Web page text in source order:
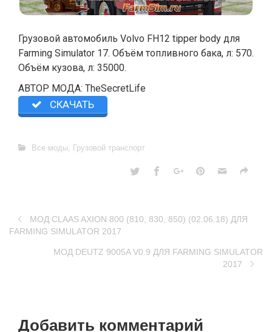
Грузовой автомобиль Volvo FH12 tipper body для
Farming Simulator 17. Объём топливного бака, л: 570.
Объём кузова, л: 35000.
АВТОР МОДА: TheSecretLife
СКАЧАТЬ
Все моды, Грузовой транспорт
МОД CLAAS AXION 800 (810, 830, 850) (02.06.18) ДЛЯ
FARMING SIMULATOR 2017
МОД DEUTZ 9005A V0.9 ДЛЯ FARMING SIMULATOR
2017
Добавить комментарий